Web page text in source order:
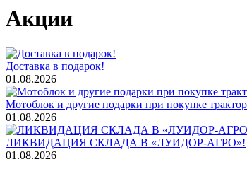
Акции
Доставка в подарок!
01.08.2026
Мотоблок и другие подарки при покупке
01.08.2026
ЛИКВИДАЦИЯ СКЛАДА В «ЛУИДОР-АГРО»!
01.08.2026